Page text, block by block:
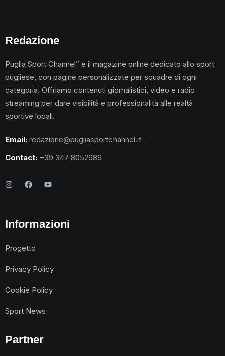
Redazione
Puglia Sport Channel” è il magazine online dedicato allo sport
pugliese, con pagine personalizzate per squadre di ogni
categoria. Offriamo contenuti giornalistici, video e radio
streaming per dare visibilità e professionalità alle realtà
sportive locali.
Email: redazione@pugliasportchannel.it
Contact: +39 347 8052689
Informazioni
Progetto
Privacy Policy
Cookie Policy
Sport News
Partner